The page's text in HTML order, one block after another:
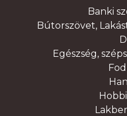
Banki
Bútorszövet,
Egészség,